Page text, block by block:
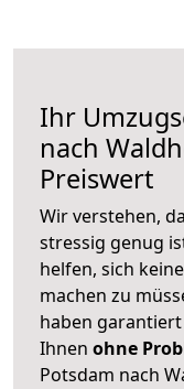
Ihr
nach
Preiswert
Wir verstehen,
stressig genug
helfen, sich
machen zu
haben
Ihnen ohne
Potsdam nach